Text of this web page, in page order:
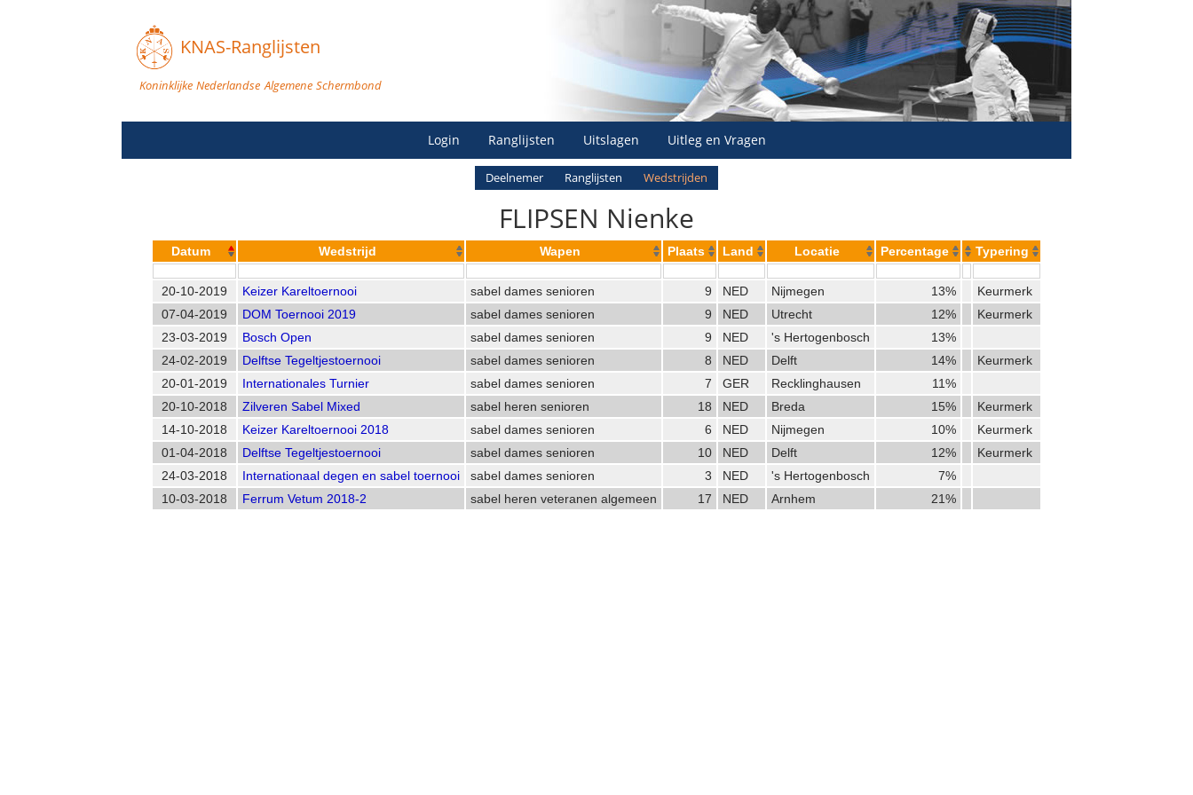
KNAS-Ranglijsten
Koninklijke Nederlandse Algemene Schermbond
Login Ranglijsten Uitslagen Uitleg en Vragen
Deelnemer Ranglijsten Wedstrijden
FLIPSEN Nienke
Datum Wedstrijd Wapen Plaats Land Locatie Percentage Typering
20-10-2019 Keizer Kareltoernooi sabel dames senioren 9 NED Nijmegen 13%
Keurmerk
07-04-2019
DOM Toernooi 2019 sabel dames senioren 9 NED Utrecht 12%
Keurmerk
23-03-2019
Bosch Open sabel dames senioren 9 NED 's Hertogenbosch
13%
24-02-2019
Delftse Tegeltjestoernooi sabel dames senioren 8 NED Delft 14%
Keurmerk
20-01-2019
Internationales Turnier sabel dames senioren 7 GER Recklinghausen
11%
20-10-2018
Zilveren Sabel Mixed sabel heren senioren 18 NED Breda 15%
Keurmerk
14-10-2018
Keizer Kareltoernooi 2018 sabel dames senioren 6 NED Nijmegen 10%
Keurmerk
01-04-2018
Delftse Tegeltjestoernooi sabel dames senioren 10 NED Delft 12%
Keurmerk
24-03-2018
Internationaal degen en sabel toernooi sabel dames senioren 3 NED 's Hertogenbosch
7%
10-03-2018
Ferrum Vetum 2018-2 sabel heren veteranen algemeen 17 NED Arnhem 21%